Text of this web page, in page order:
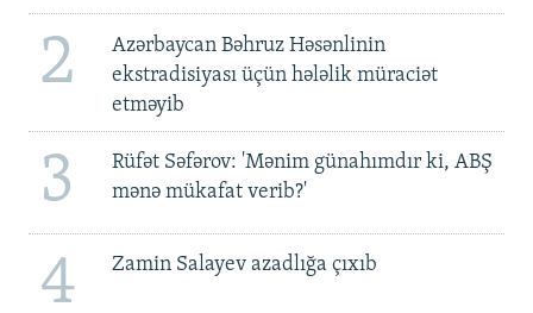
2
Azərbaycan Bəhruz Həsənlinin
ekstradisiyası üçün hələlik müraciət
etməyib
3
Rüfət Səfərov: 'Mənim günahımdır ki, ABŞ
mənə mükafat verib?'
4 Zamin Salayev azadlığa çıxıb